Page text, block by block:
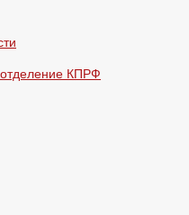
отделение КПРФ